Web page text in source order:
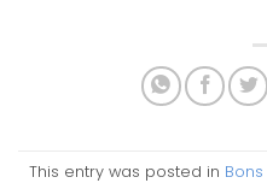
This entry was posted in